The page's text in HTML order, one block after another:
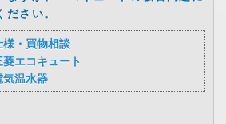
ださい。
様・買物相談
菱エコキュート
気温水器